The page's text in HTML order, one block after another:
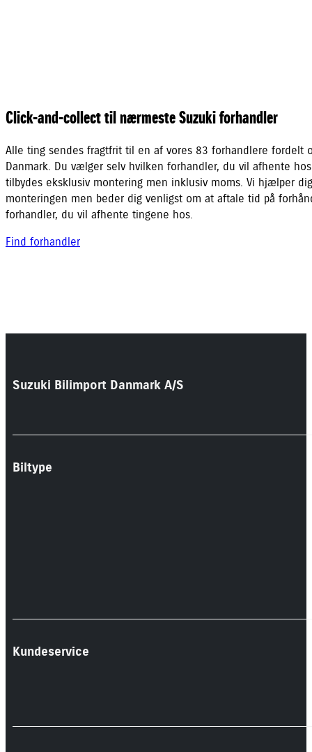
Click-and-collect til nærmeste Suzuki forhandler
Alle ting sendes fragtfrit til en af vores 83 forhandlere fordelt
Danmark. Du vælger selv hvilken forhandler, du vil afhente
tilbydes eksklusiv montering men inklusiv moms. Vi hjælper
monteringen men beder dig venligst om at aftale tid på
forhandler, du vil afhente tingene hos.
Find forhandler
Suzuki Bilimport Danmark A/S
Biltype
Kundeservice